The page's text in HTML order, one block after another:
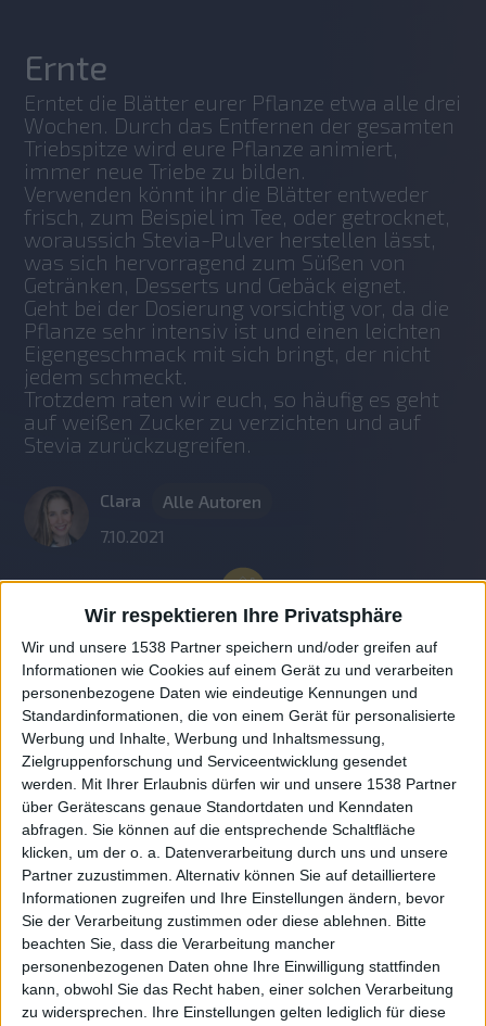
Wir respektieren Ihre Privatsphäre
Wir und unsere 1538 Partner speichern und/oder greifen auf
Informationen wie Cookies auf einem Gerät zu und verarbeiten
personenbezogene Daten wie eindeutige Kennungen und
Standardinformationen, die von einem Gerät für personalisierte
Werbung und Inhalte, Werbung und Inhaltsmessung,
Zielgruppenforschung und Serviceentwicklung gesendet
werden.
Mit Ihrer Erlaubnis dürfen wir und unsere 1538 Partner
über Gerätescans genaue Standortdaten und Kenndaten
abfragen. Sie können auf die entsprechende Schaltfläche
klicken, um der o. a. Datenverarbeitung durch uns und unsere
Partner zuzustimmen. Alternativ können Sie auf detailliertere
Informationen zugreifen und Ihre Einstellungen ändern, bevor
Sie der Verarbeitung zustimmen oder diese ablehnen.
Bitte
beachten Sie, dass die Verarbeitung mancher
personenbezogenen Daten ohne Ihre Einwilligung stattfinden
kann, obwohl Sie das Recht haben, einer solchen Verarbeitung
zu widersprechen. Ihre Einstellungen gelten lediglich für diese
Ernte
Erntet die Blätter eurer Pflanze etwa alle drei
Wochen. Durch das Entfernen der gesamten
Triebspitze wird eure Pflanze animiert,
immer neue Triebe zu bilden.
Verwenden könnt ihr die Blätter entweder
frisch, zum Beispiel im Tee, oder getrocknet,
woraussich Stevia-Pulver herstellen lässt,
was sich hervorragend zum Süßen von
Getränken, Desserts und Gebäck eignet.
Geht bei der Dosierung vorsichtig vor, da die
Pflanze sehr intensiv ist und einen leichten
Eigengeschmack mit sich bringt, der nicht
jedem schmeckt.
Trotzdem raten wir euch, so häufig es geht
auf weißen Zucker zu verzichten und auf
Stevia zurückzugreifen.
Clara
Alle Autoren
7.10.2021
Auf DESMONDO findet Ihr Inspirationen für
individuelles, gemütliches und intelligentes Wohnen,
die aktuellsten Einrichtungstrends und Informatives zu
neuesten Smart Home Systemen.
Rechtliches
Impressum
Datenschutz
Sitemap